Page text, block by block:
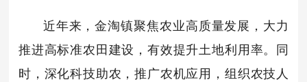
近年来，金淘镇聚焦农业高质量发展，大力
推进高标准农田建设，有效提升土地利用率。同
时，深化科技助农，推广农机应用，组织农技人